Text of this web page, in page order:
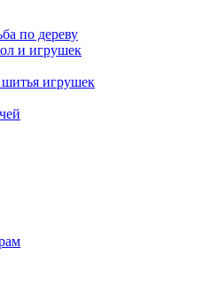
по дереву
и игрушек
игрушек